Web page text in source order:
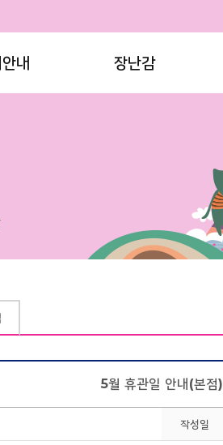
내 장난감
5월 휴관일 안내(본점)
작성일